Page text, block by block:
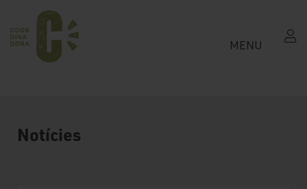
MENU
Notícies